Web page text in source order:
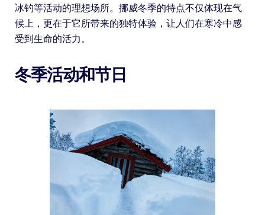
冰钓等活动的理想场所。挪威冬季的特点不仅体现在气
候上，更在于它所带来的独特体验，让人们在寒冷中感
受到生命的活力。
冬季活动和节日